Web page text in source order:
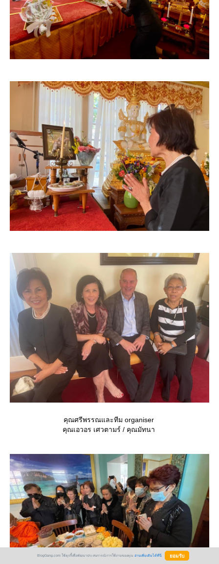
คุณศรีพรรณและทีม organiser
คุณเอวอร เศวตามร์ / คุณมัทนา
BlogGang.com ใช้คุกกี้เพื่อพัฒนาประสบการณ์การใช้งานของคุณ อ่านเพิ่มเติมได้ที่นี่